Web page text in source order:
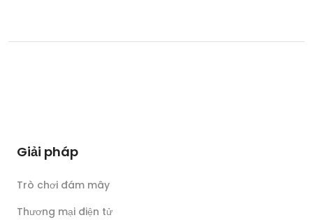
Giải pháp
Trò chơi đám mây
Thương mại điện tử